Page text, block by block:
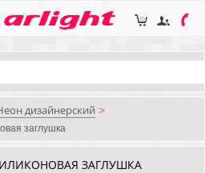
дизайнерский >
заглушка
СИЛИКОНОВАЯ ЗАГЛУШКА